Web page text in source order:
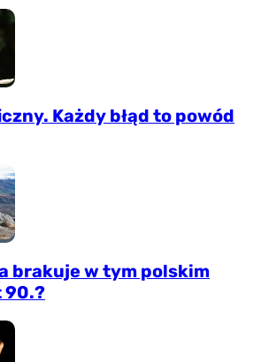
Każdy błąd to powód
brakuje w tym polskim
90.?